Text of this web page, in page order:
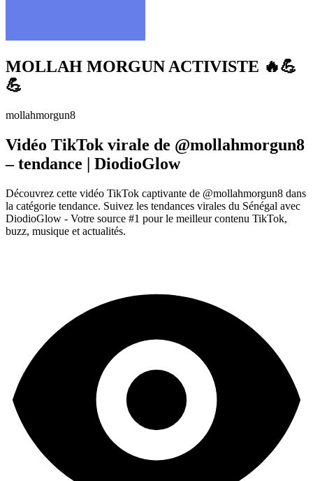
MOLLAH MORGUN ACTIVISTE 🔥💪
💪
mollahmorgun8
Vidéo TikTok virale de @mollahmorgun8
– tendance | DiodioGlow
Découvrez cette vidéo TikTok captivante de @mollahmorgun8 dans
la catégorie tendance. Suivez les tendances virales du Sénégal avec
DiodioGlow - Votre source #1 pour le meilleur contenu TikTok,
buzz, musique et actualités.